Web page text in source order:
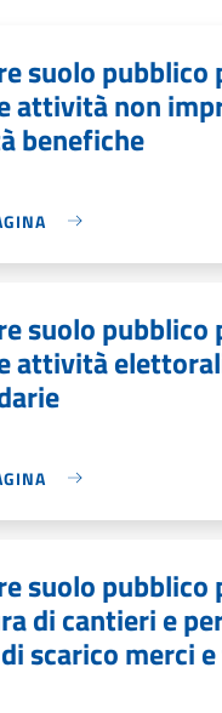
suolo pubblico
attività non
benefiche
suolo pubblico
attività
suolo pubblico
di cantieri e
scarico merci